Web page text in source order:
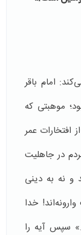
امام باقر
موهبتی که
افتخارات عمر
در جاهلیت
و نه به دینی
خدا
سپس آیه را